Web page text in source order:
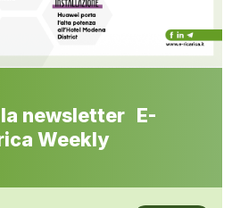
newsletter E-
Weekly